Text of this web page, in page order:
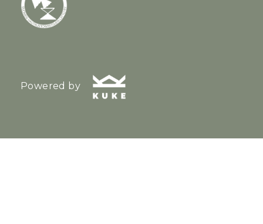
Powered by